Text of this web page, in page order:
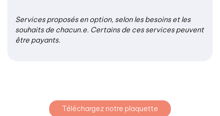
Services proposés en option, selon les besoins et les
souhaits de chacun.e. Certains de ces services peuvent
être payants.
Téléchargez notre plaquette